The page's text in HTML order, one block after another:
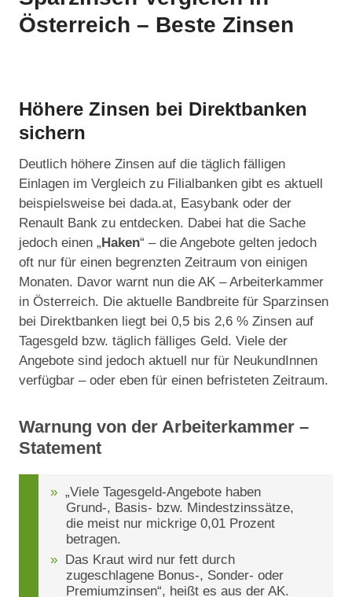
Österreich – Beste Zinsen
Höhere Zinsen bei Direktbanken
sichern
Deutlich höhere Zinsen auf die täglich fälligen
Einlagen im Vergleich zu Filialbanken gibt es aktuell
beispielsweise bei dada.at, Easybank oder der
Renault Bank zu entdecken. Dabei hat die Sache
jedoch einen „Haken“ – die Angebote gelten jedoch
oft nur für einen begrenzten Zeitraum von einigen
Monaten. Davor warnt nun die AK – Arbeiterkammer
in Österreich. Die aktuelle Bandbreite für Sparzinsen
bei Direktbanken liegt bei 0,5 bis 2,6 % Zinsen auf
Tagesgeld bzw. täglich fälliges Geld. Viele der
Angebote sind jedoch aktuell nur für NeukundInnen
verfügbar – oder eben für einen befristeten Zeitraum.
Warnung von der Arbeiterkammer –
Statement
„Viele Tagesgeld-Angebote haben
Grund-, Basis- bzw. Mindestzinssätze,
die meist nur mickrige 0,01 Prozent
betragen.
Das Kraut wird nur fett durch
zugeschlagene Bonus-, Sonder- oder
Premiumzinsen“, heißt es aus der AK.